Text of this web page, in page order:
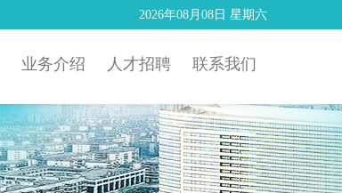
2026年08月08日 星期六
业务介绍 人才招聘 联系我们